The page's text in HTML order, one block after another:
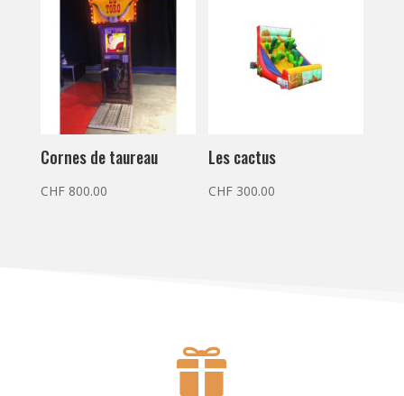
Cornes de taureau
CHF800.00
Les cactus
CHF 300.00
